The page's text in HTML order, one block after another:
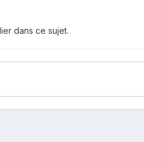
dans ce sujet.